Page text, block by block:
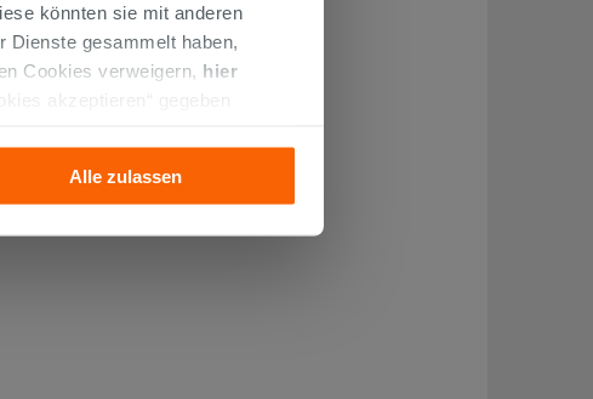
könnten sie mit anderen
Dienste gesammelt haben,
Cookies verweigern, hier
akzeptieren“ gegeben
Alle zulassen